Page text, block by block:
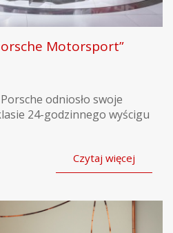
Motorsport”
odniosło swoje
24-godzinnego wyścigu
Czytaj więcej